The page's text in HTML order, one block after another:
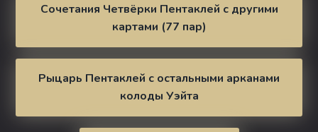
Сочетания Четвёрки Пентаклей с другими
картами (77 пар)
Рыцарь Пентаклей с остальными арканами
колоды Уэйта